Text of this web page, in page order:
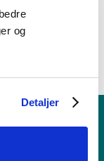
og
Detaljer